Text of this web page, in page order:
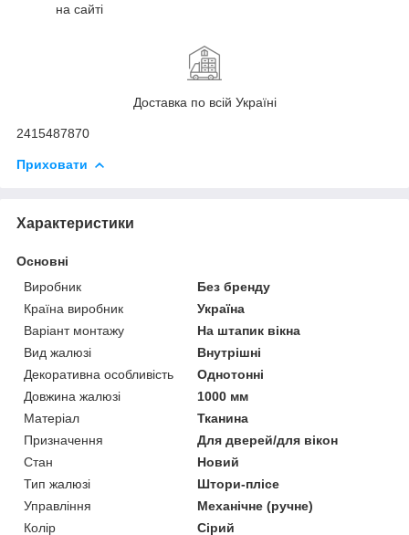
на сайті
Доставка по всій Україні
2415487870
Приховати
Характеристики
Основні
Виробник
Без бренду
Країна виробник
Україна
Варіант монтажу
На штапик вікна
Вид жалюзі
Внутрішні
Декоративна особливість
Однотонні
Довжина жалюзі
1000 мм
Матеріал
Тканина
Призначення
Для дверей/для вікон
Стан
Новий
Тип жалюзі
Штори-плісе
Управління
Механічне (ручне)
Колір
Сірий